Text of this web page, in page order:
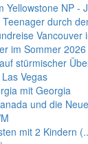
Yellowstone NP -
durch
Vancouver
im Sommer 2026
stürmischer
Vegas
mit Georgia
und die
mit 2 Kindern